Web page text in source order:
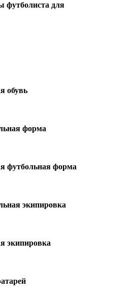
футболиста для
обувь
форма
футбольная форма
экипировка
экипировка